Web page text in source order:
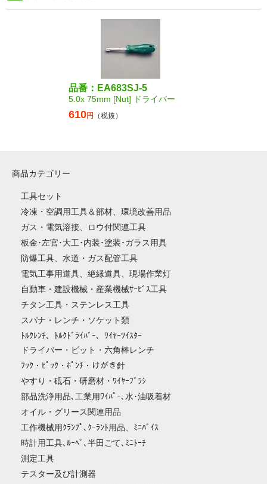
品番：EA683SJ-5
5.0x 75mm [Nut] ドライバー
610円 （税抜）
商品カテゴリー
工具セット
冷凍・空調用工具＆部材、環境改善用品
ガス・電気溶接、ロウ付関連工具
板金･左官･大工･内装･塗装･ガラス用具
防爆工具、水道・ガス配管工具
電気工事用道具、絶縁道具、現場作業灯
自動車・建設機械・産業機械ｻｰﾋﾞｽ工具
チタン工具・ステンレス工具
スパナ・レンチ・ソケット類
ﾄﾙｸﾚﾝﾁ、ﾄﾙｸﾄﾞﾗｲﾊﾞｰ、ﾜｲﾔｰﾂｲｽﾀｰ
ドライバー・ビット・六角棒レンチ
ﾌｯｸ・ﾋﾟｯｸ・ﾎﾟﾝﾁ・けがき針
やすり・砥石・研磨材・ﾜｲﾔｰﾌﾞﾗｼ
部品洗浄用品､工業用ﾜｲﾊﾟｰ､水･油吸着材
オイル・グリース関連用品
工作機械用ｸﾗﾝﾌﾟ､ｸｰﾗﾝﾄ用品、ﾐﾆﾊﾞｲｽ
時計用工具､ﾙｰﾍﾟ､半田ごて､ﾐﾆﾄｰﾁ
測定工具
テスター及び計測器